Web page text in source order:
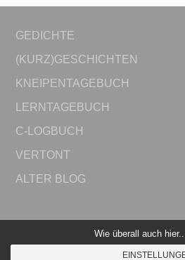
GEDICHTE
(KURZ)GESCHICHTEN
KNEIPENTAGEBUCH
LERNTAGEBUCH
C-LOGBUCH
VERTONT
ALTER BLOG
© 2026 Journey...alles und nichts.
Wie überall auch